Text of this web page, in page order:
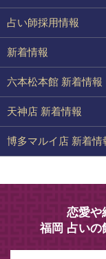
占い師採用情報
新着情報
六本松本館 新着情報
天神店 新着情報
博多マルイ店 新着情
恋愛や
福岡 占いの